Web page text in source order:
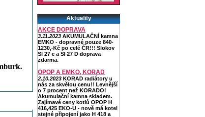
Aktuality
AKCE DOPRAVA
3.11.2023 AKUMULAČNÍ kamna
EMKO - dopravné pouze 840-
1230,-Kč po celé ČR!!! Slokov
Sl 27 e a Sl 27 D doprava
zdarma.
OPOP A EMKO, KORAD
2.10.2023 KORAD radiátory u
nás za skvělou cenu!! Levnější
o 7 procent než KORADO!
Akumulační kamna skladem.
Zajímavé ceny kotlů OPOP H
416,425 EKO-U - nově má kotel
stejné připojení jako H 418 a